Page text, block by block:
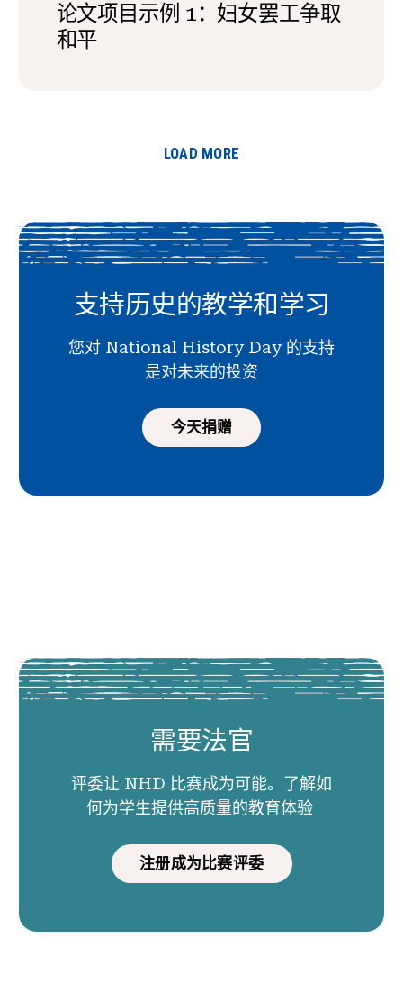
论文项目示例 1：妇女罢工争取
和平
LOAD MORE
支持历史的教学和学习
您对 National History Day 的支持
是对未来的投资
今天捐赠
需要法官
评委让 NHD 比赛成为可能。了解如
何为学生提供高质量的教育体验
注册成为比赛评委